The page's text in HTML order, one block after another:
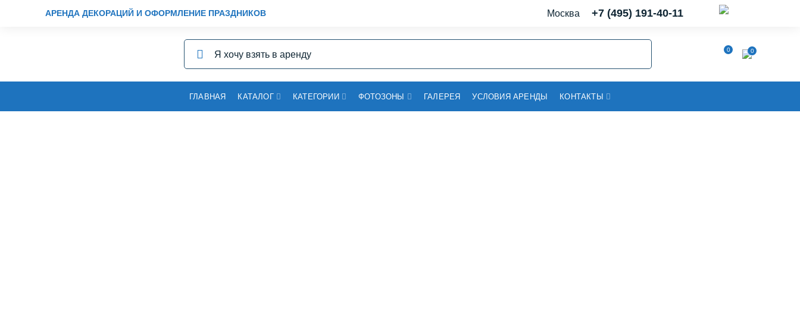
АРЕНДА ДЕКОРАЦИЙ И ОФОРМЛЕНИЕ ПРАЗДНИКОВ Москва +7 (495) 191-40-11
0 0
ГЛАВНАЯ КАТАЛОГ КАТЕГОРИИ ФОТОЗОНЫ ГАЛЕРЕЯ УСЛОВИЯ АРЕНДЫ КОНТАКТЫ